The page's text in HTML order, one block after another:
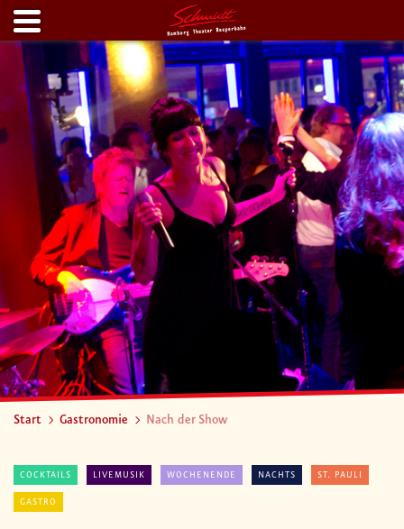
Start Gastronomie Nach der Show
COCKTAILS LIVEMUSIK WOCHENENDE NACHTS ST. PAULI
GASTRO